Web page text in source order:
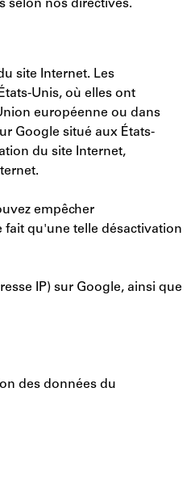
selon nos directives.
site Internet. Les
Unis, où elles ont
européenne ou dans
Google situé aux États-
du site Internet,
empêcher
qu'une telle désactivation
IP) sur Google, ainsi que
des données du